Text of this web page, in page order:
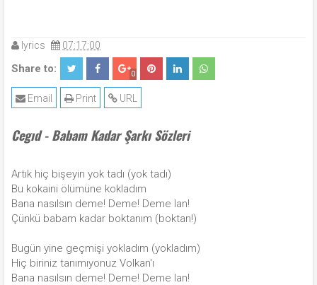
lyrics 07:17:00
Share to: 0
URL
Print
Email
Cegıd - Babam Kadar Şarkı Sözleri
Artık hiç bişeyin yok tadı (yok tadı)
Bu kokaini ölümüne kokladım
Bana nasılsın deme! Deme! Deme lan!
Çünkü babam kadar boktanım (boktan!)
Bugün yine geçmişi yokladım (yokladım)
Hiç biriniz tanımıyonuz Volkan'ı
Bana nasılsın deme! Deme! Deme lan!